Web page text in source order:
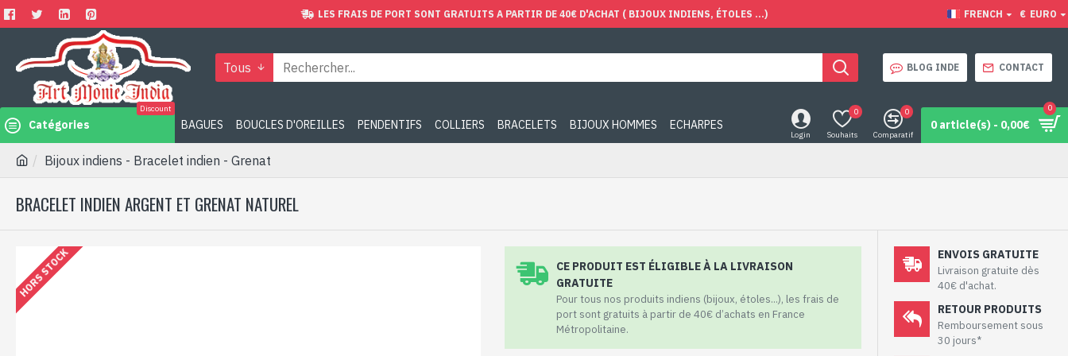
LES FRAIS DE PORT SONT GRATUITS A PARTIR DE 40€ D'ACHAT ( BIJOUX INDIENS, ÉTOLES ...) FRENCH € EURO
Tous BLOG INDE CONTACT
Catégories
Discount
BAGUES BOUCLES D'OREILLES PENDENTIFS COLLIERS BRACELETS BIJOUX HOMMES ECHARPES
Login Souhaits
0
Comparatif
0
0 article(s) - 0,00€
0
Bijoux indiens - Bracelet indien - Grenat
BRACELET INDIEN ARGENT ET GRENAT NATUREL
HORS STOCK
CE PRODUIT EST ÉLIGIBLE À LA LIVRAISON
GRATUITE
Pour tous nos produits indiens (bijoux, étoles...), les frais de
port sont gratuits à partir de 40€ d’achats en France
Métropolitaine.
ENVOIS GRATUITE
Livraison gratuite dès
40€ d'achat.
RETOUR PRODUITS
Remboursement sous
30 jours*